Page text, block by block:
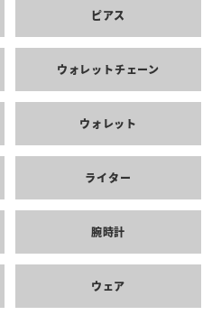
ピアス
ウォレットチェーン
ウォレット
ライター
腕時計
ウェア